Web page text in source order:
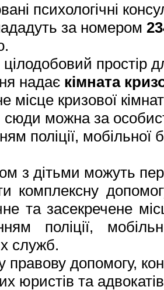
психологічні
за номером
простір
надає кімната
місце кризової
сюди можна за
поліції, мобільної
з дітьми можуть
комплексну
та засекречене
поліції,
служб.
правову допомогу,
юристів та